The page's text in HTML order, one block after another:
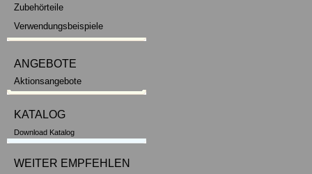
Zubehörteile
Verwendungsbeispiele
ANGEBOTE
Aktionsangebote
KATALOG
Download Katalog
WEITER EMPFEHLEN